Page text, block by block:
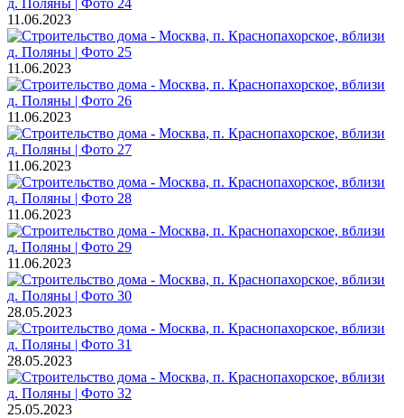
11.06.2023
11.06.2023
11.06.2023
11.06.2023
11.06.2023
11.06.2023
28.05.2023
28.05.2023
25.05.2023